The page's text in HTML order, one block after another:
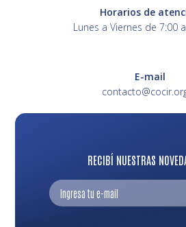
RECIBÍ NUESTRAS
Horarios de
Lunes a Viernes de 7:00
E-mail